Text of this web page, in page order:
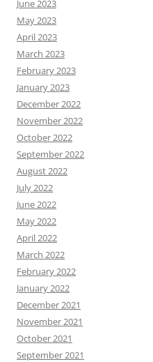
June 2023
May 2023
April 2023
March 2023
February 2023
January 2023
December 2022
November 2022
October 2022
September 2022
August 2022
July 2022
June 2022
May 2022
April 2022
March 2022
February 2022
January 2022
December 2021
November 2021
October 2021
September 2021